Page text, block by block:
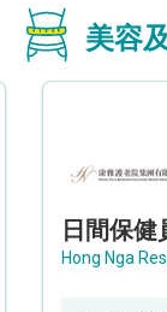
美容
日間保健
Hong Nga